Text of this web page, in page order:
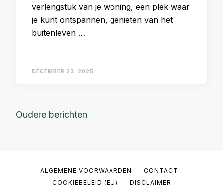
verlengstuk van je woning, een plek waar
je kunt ontspannen, genieten van het
buitenleven …
DECEMBER 23, 2025
Berichtennavigatie
Oudere berichten
ALGEMENE VOORWAARDEN
CONTACT
COOKIEBELEID (EU)
DISCLAIMER